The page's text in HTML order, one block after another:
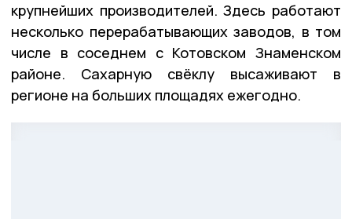
крупнейших производителей. Здесь работают
несколько перерабатывающих заводов, в том
числе в соседнем с Котовском Знаменском
районе. Сахарную свёклу высаживают в
регионе на больших площадях ежегодно.